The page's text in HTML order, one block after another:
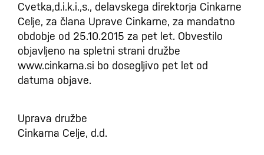
Cvetka,d.i.k.i.,s., delavskega direktorja Cinkarne
Celje, za člana Uprave Cinkarne, za mandatno
obdobje od 25.10.2015 za pet let. Obvestilo
objavljeno na spletni strani družbe
www.cinkarna.si bo dosegljivo pet let od
datuma objave.
Uprava družbe
Cinkarna Celje, d.d.